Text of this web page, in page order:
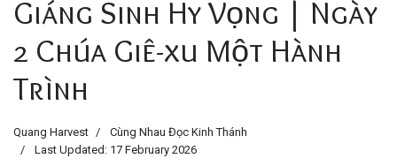
Giáng Sinh Hy Vọng | Ngày
2 Chúa Giê-xu Một Hành
Trình
Quang Harvest
Cùng Nhau Đọc Kinh Thánh
Last Updated: 17 February 2026